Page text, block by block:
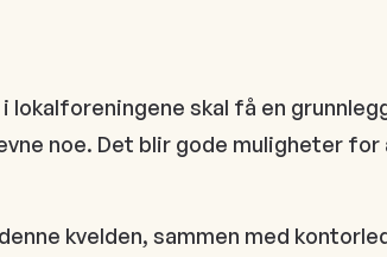
skal få en
noe. Det blir gode muligheter for
kvelden, sammen med